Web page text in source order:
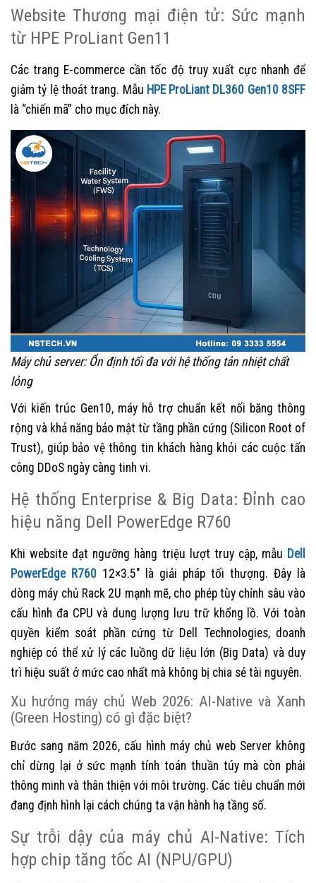
Website Thương mại điện tử: Sức mạnh
từ HPE ProLiant Gen11
Các trang E-commerce cần tốc độ truy xuất cực nhanh để
giảm tỷ lệ thoát trang. Mẫu HPE ProLiant DL360 Gen10 8SFF
là “chiến mã” cho mục đích này.
Máy chủ server: Ổn định tối đa với hệ thống tản nhiệt chất
lỏng
Với kiến trúc Gen10, máy hỗ trợ chuẩn kết nối băng thông
rộng và khả năng bảo mật từ tầng phần cứng (Silicon Root of
Trust), giúp bảo vệ thông tin khách hàng khỏi các cuộc tấn
công DDoS ngày càng tinh vi.
Hệ thống Enterprise & Big Data: Đỉnh cao
hiệu năng Dell PowerEdge R760
Khi website đạt ngưỡng hàng triệu lượt truy cập, mẫu Dell
PowerEdge R760 12×3.5″ là giải pháp tối thượng. Đây là
dòng máy chủ Rack 2U mạnh mẽ, cho phép tùy chỉnh sâu vào
cấu hình đa CPU và dung lượng lưu trữ khổng lồ. Với toàn
quyền kiểm soát phần cứng từ Dell Technologies, doanh
nghiệp có thể xử lý các luồng dữ liệu lớn (Big Data) và duy
trì hiệu suất ở mức cao nhất mà không bị chia sẻ tài nguyên.
Xu hướng máy chủ Web 2026: AI-Native và Xanh
(Green Hosting) có gì đặc biệt?
Bước sang năm 2026, cấu hình máy chủ web Server không
chỉ dừng lại ở sức mạnh tính toán thuần túy mà còn phải
thông minh và thân thiện với môi trường. Các tiêu chuẩn mới
đang định hình lại cách chúng ta vận hành hạ tầng số.
Sự trỗi dậy của máy chủ AI-Native: Tích
hợp chip tăng tốc AI (NPU/GPU)